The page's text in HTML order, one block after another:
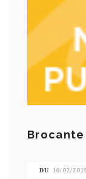
DU 10/02/